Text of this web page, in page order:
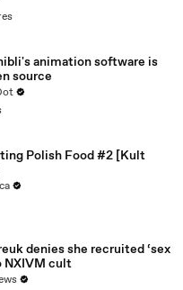
animation software is
source
Polish Food #2 [Kult
denies she recruited ‘sex
NXIVM cult